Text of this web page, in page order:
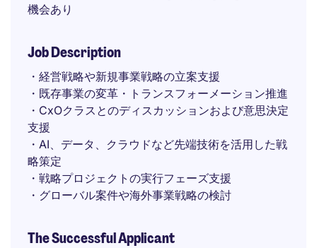
機会あり
Job Description
・経営戦略や新規事業戦略の立案支援
・既存事業の変革・トランスフォーメーション推進
・CxOクラスとのディスカッションおよび意思決定
支援
・AI、データ、クラウドなど先端技術を活用した戦
略策定
・戦略プロジェクトの実行フェーズ支援
・グローバル案件や海外事業戦略の検討
The Successful Applicant